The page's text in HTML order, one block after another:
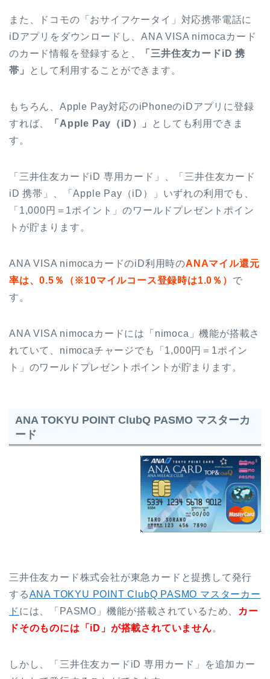
また、ドコモの「おサイフケータイ」対応携帯電話に
iDアプリをダウンロードし、ANA VISA nimocaカード
のカード情報を登録すると、
「三井住友カードiD 携
帯」
として利用することができます。
もちろん、Apple Pay対応のiPhoneのiDアプリに登録
すれば、
「Apple Pay（iD）」
としても利用できま
す。
「三井住友カードiD 専用カード」、「三井住友カード
iD 携帯」、「Apple Pay（iD）」いずれの利用でも、
「1,000円＝1ポイント」のワールドプレゼントポイン
トが貯まります。
ANA VISA nimocaカードのiD利用時のANAマイル還元
率は、0.5％（※10マイルコース登録時は1.0％） で
す。
ANA VISA nimocaカードには「nimoca」機能が搭載さ
れていて、nimocaチャージでも「1,000円＝1ポイン
ト」のワールドプレゼントポイントが貯まります。
ANA TOKYU POINT ClubQ PASMO マスターカ
ード
三井住友カード株式会社が東急カードと提携して発行
するANA TOKYU POINT ClubQ PASMO マスターカー
ド には、「PASMO」機能が搭載されているため、
カー
ドそのものには「iD」が搭載されていません。
しかし、「三井住友カードiD 専用カード」を追加カー